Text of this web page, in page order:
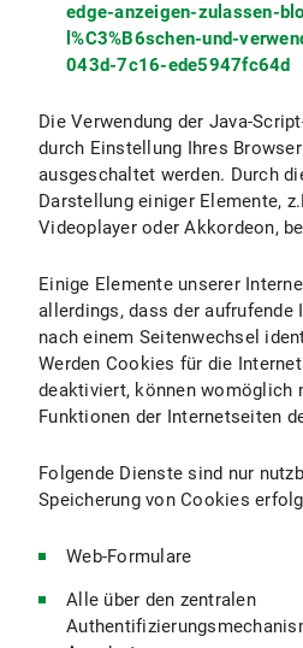
edge-anzeigen-zulassen-
l%C3%B6schen-und-
043d-7c16-ede5947fc64d
Die Verwendung der Java-
durch Einstellung Ihres
ausgeschaltet werden. Durch
Darstellung einiger Elemente,
Videoplayer oder Akkordeon,
Einige Elemente unserer
allerdings, dass der aufrufende
nach einem Seitenwechsel
Werden Cookies für die
deaktiviert, können womöglich
Funktionen der Internetseiten
Folgende Dienste sind nur
Speicherung von Cookies
Web-Formulare
Alle über den zentralen